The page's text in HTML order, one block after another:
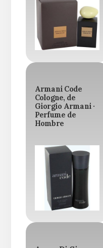
Armani Code
Cologne, de
Giorgio Armani ·
Perfume de
Hombre